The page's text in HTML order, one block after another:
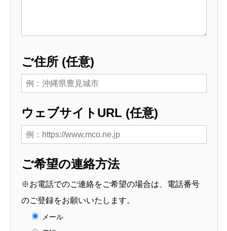
ご住所 (任意)
ウェブサイトURL (任意)
ご希望の連絡方法
※お電話でのご連絡をご希望の場合は、電話番号
のご登録をお願いいたします。
メール